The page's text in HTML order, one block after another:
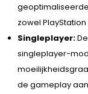
zowel
Singleplayer:
singleplayer-
de gameplay